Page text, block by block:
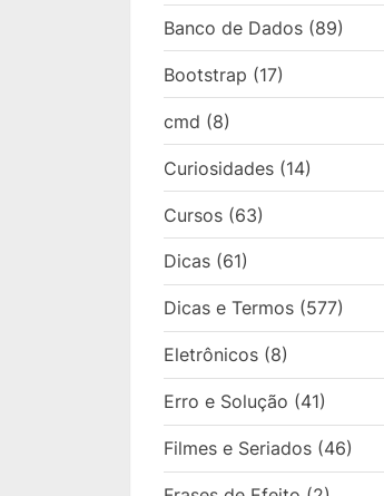
Banco de Dados (89)
Bootstrap (17)
cmd (8)
Curiosidades (14)
Cursos (63)
Dicas (61)
Dicas e Termos (577)
Eletrônicos (8)
Erro e Solução (41)
Filmes e Seriados (46)